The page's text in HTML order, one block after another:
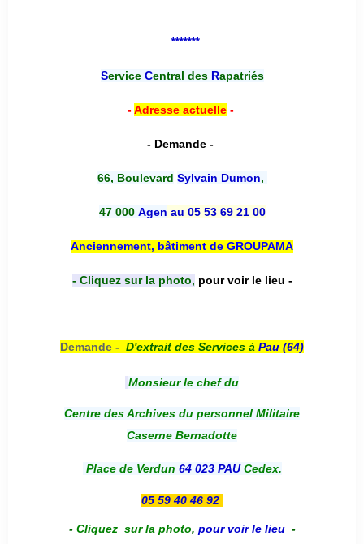
*******
Service Central desRapatriés
-Adresse actuelle-
- Demande -
66, Boulevard Sylvain Dumon,
47 000 Agen au 05 53 69 21 00
Anciennement, bâtiment de GROUPAMA
- Cliquez sur la photo, pour voir le lieu -
Demande - D'extrait des Services à Pau (64)
Monsieur le chef du
Centre des Archives du personnel Militaire
Caserne Bernadotte
Place de Verdun 64 023 PAUCedex.
05 59 40 46 92
- Cliquez sur la photo, pour voir le lieu -